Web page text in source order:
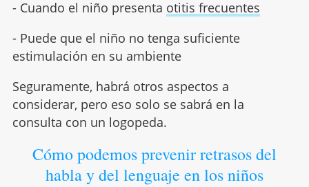
- Cuando el niño presenta otitis frecuentes
- Puede que el niño no tenga suficiente
estimulación en su ambiente
Seguramente, habrá otros aspectos a
considerar, pero eso solo se sabrá en la
consulta con un logopeda.
Cómo podemos prevenir retrasos del
habla y del lenguaje en los niños